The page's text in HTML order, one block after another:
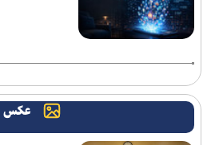
اسپیکر هوشمند اوپن‌ای‌آی قیمتی بین ۳۰۰ تا ۴۰۰ دلار خواهد داشت
پژوهشگران با هوش مصنوعی ویروس‌های
رسانه، نهاد پنجم معماری نوین معاونت
عکس